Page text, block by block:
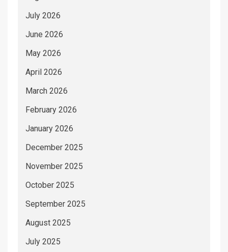
July 2026
June 2026
May 2026
April 2026
March 2026
February 2026
January 2026
December 2025
November 2025
October 2025
September 2025
August 2025
July 2025